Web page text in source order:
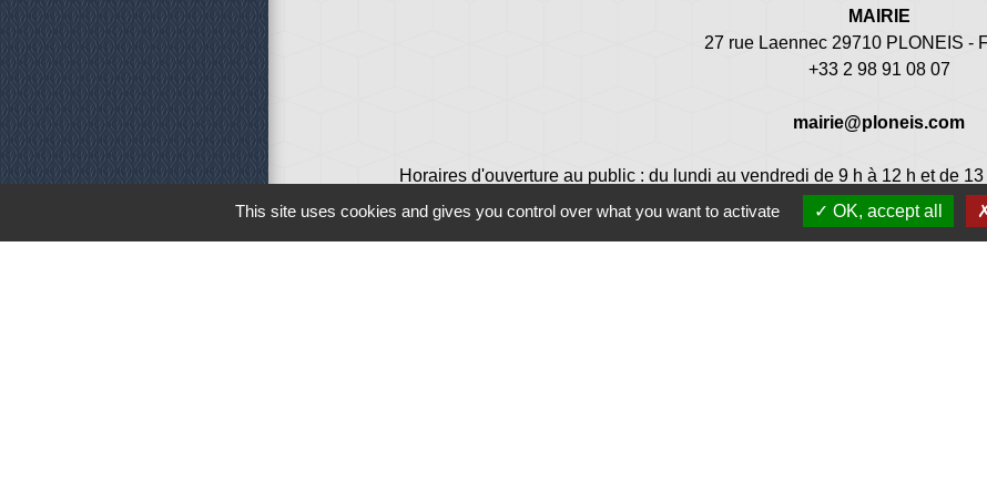
MAIRIE
27 rue Laennec 29710 PLONEIS -
+33 2 98 91 08 07
mairie@ploneis.com
Horaires d'ouverture au public : du lundi au vendredi de 9 h à 12 h et de
This site uses cookies and gives you control over what you want to activate OK, accept all